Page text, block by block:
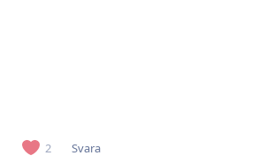
2 Svara